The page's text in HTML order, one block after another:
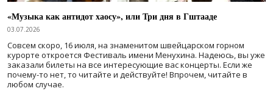
«Музыка как антидот хаосу», или Три дня в Гштааде
03.07.2026
Совсем скоро, 16 июля, на знаменитом швейцарском горном
курорте откроется Фестиваль имени Менухина. Надеюсь, вы уже
заказали билеты на все интересующие вас концерты. Если же
почему-то нет, то читайте и действуйте! Впрочем, читайте в
любом случае.